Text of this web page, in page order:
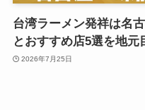
台湾ラーメン発祥は名
とおすすめ店5選を地元
2026年7月25日